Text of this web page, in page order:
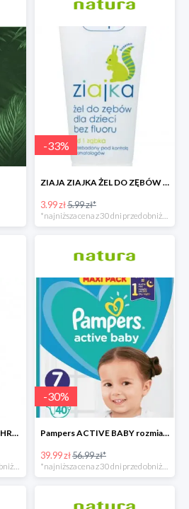
-33%
ZIAJA ZIAJKA ŻEL DO ZĘBÓW DLA DZIECI BEZ FLUORU OD 1 ZĄBKA
3.99 zł5.99 zł*
LIRENE KIDS MLECZKO OCHRONNE DLA DZIECI SPF 50
*najniższa cena z 30 dni przed obniżką
-30%
Pampers ACTIVE BABY rozmiar 7 - 17zł
39.99 zł56.99 zł*
*najniższa cena z 30 dni przed obniżką